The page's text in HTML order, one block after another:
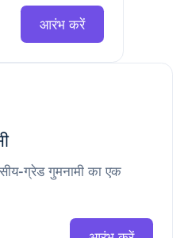
आरंभ करें
ग्रेड गुमनामी का एक